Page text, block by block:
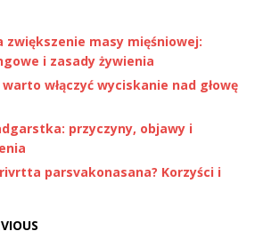
zwiększenie masy mięśniowej:
i zasady żywienia
włączyć wyciskanie nad głowę
przyczyny, objawy i
parsvakonasana? Korzyści i